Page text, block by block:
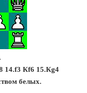
14.f3 Кf6 15.Кg4
белых.